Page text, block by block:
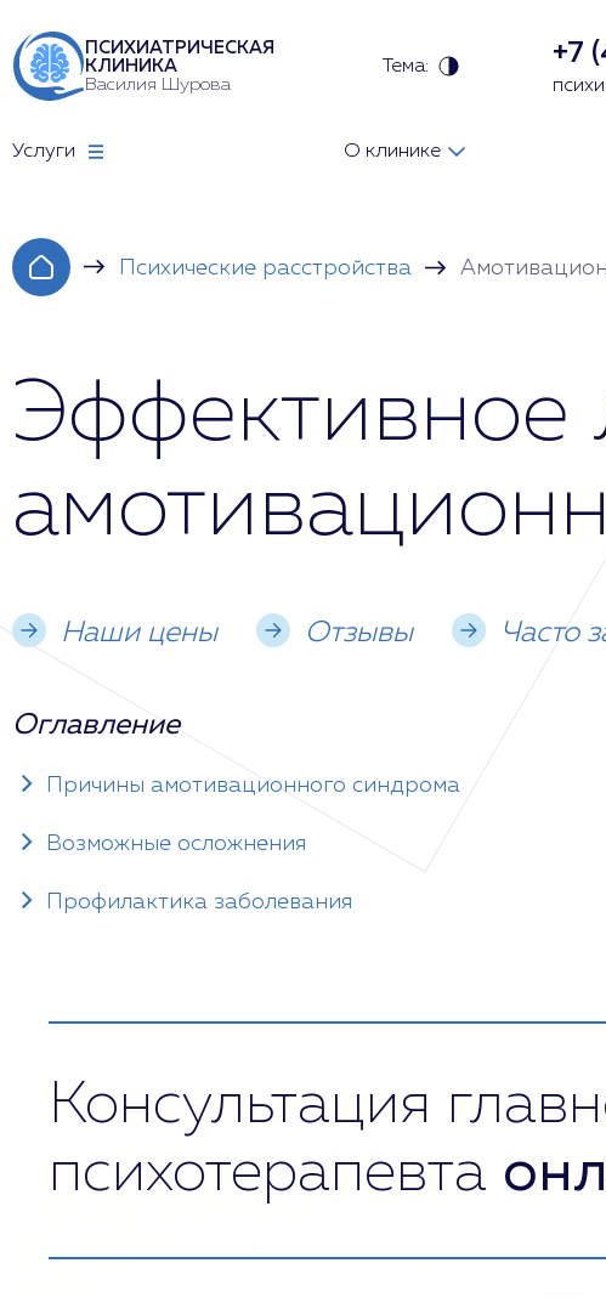
ПСИХИАТРИЧЕСКАЯ
КЛИНИКА
Василия Шурова
Тема: +7
Услуги О клинике
Психические расстройства
Эффективное
Наши цены Отзывы Часто
Оглавление
Причины амотивационного синдрома
Возможные осложнения
Профилактика заболевания
Консультация
психотерапевта